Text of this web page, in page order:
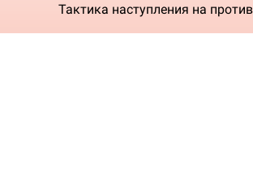
Тактика наступления на